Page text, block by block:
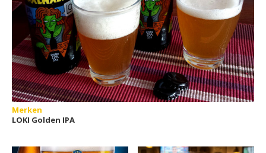
Merken
LOKI Golden IPA